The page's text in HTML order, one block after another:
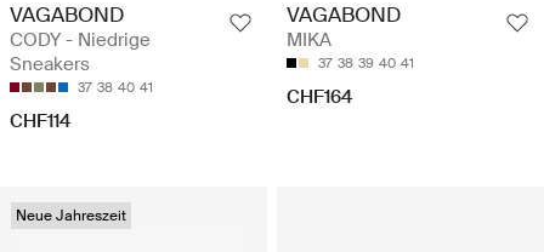
VAGABOND
CODY - Niedrige
Sneakers
37 38 40 41
CHF114
VAGABOND
MIKA
37 38 39 40 41
CHF164
Neue Jahreszeit